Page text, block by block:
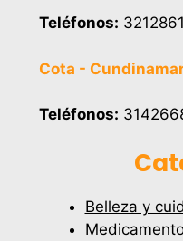
Teléfonos:
Cota -
Teléfonos:
Belleza y